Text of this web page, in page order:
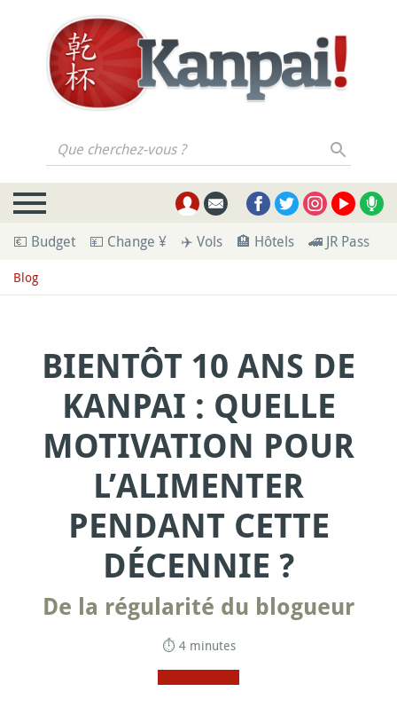
Que cherchez-vous ?
💶 Budget 💴 Change ¥ ✈️ Vols 🏨 Hôtels 🚄 JR Pass
Blog
BIENTÔT 10 ANS DE
KANPAI : QUELLE
MOTIVATION POUR
L’ALIMENTER
PENDANT CETTE
DÉCENNIE ?
De la régularité du blogueur
⏱ 4 minutes